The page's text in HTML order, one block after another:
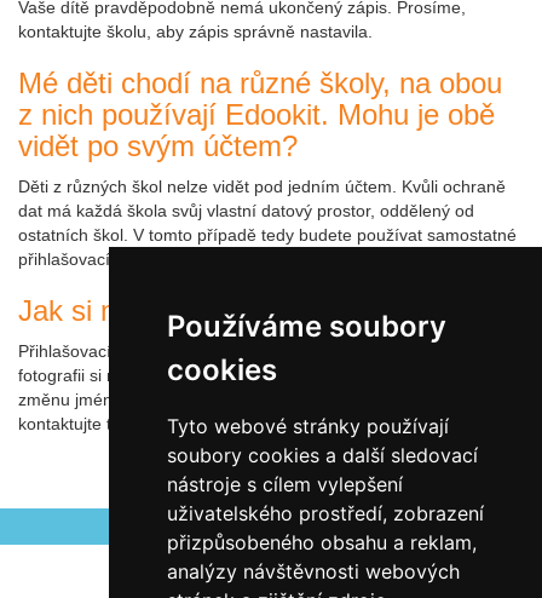
Používáme soubory
cookies
Tyto webové stránky používají
soubory cookies a další sledovací
nástroje s cílem vylepšení
uživatelského prostředí, zobrazení
přizpůsobeného obsahu a reklam,
analýzy návštěvnosti webových
Vaše dítě pravděpodobně nemá ukončený zápis. Prosíme,
kontaktujte školu, aby zápis správně nastavila.
Mé děti chodí na různé školy, na obou
z nich používají Edookit. Mohu je obě
vidět po svým účtem?
Děti z různých škol nelze vidět pod jedním účtem. Kvůli ochraně
dat má každá škola svůj vlastní datový prostor, oddělený od
ostatních škol. V tomto případě tedy budete používat samostatné
přihlašovací účty, jeden pro každou školu.
Jak si mohu změnit své osobní údaje?
Přihlašovací jméno, e-mailovou adresu, heslo a profilovou
fotografii si můžete změnit v Nastavení. Ostatní údaje (například
změnu jména nebo trvalého bydliště) musí nastavit škola,
kontaktujte tedy prosím ji.
Autor Antonín Šerý